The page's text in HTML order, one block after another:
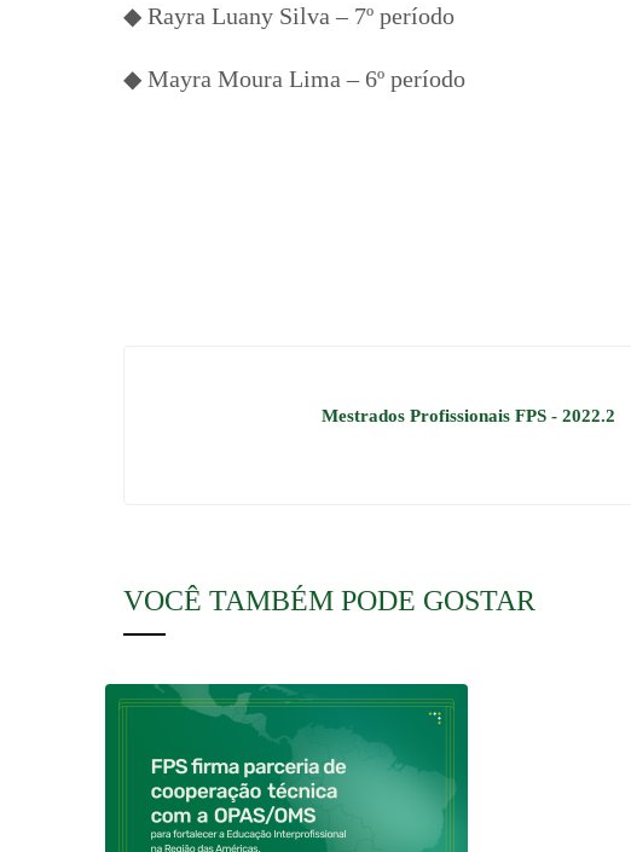
◆ Rayra Luany Silva – 7º período
◆ Mayra Moura Lima – 6º período
Mestrados Profissionais FPS - 2022.2
VOCÊ TAMBÉM PODE GOSTAR